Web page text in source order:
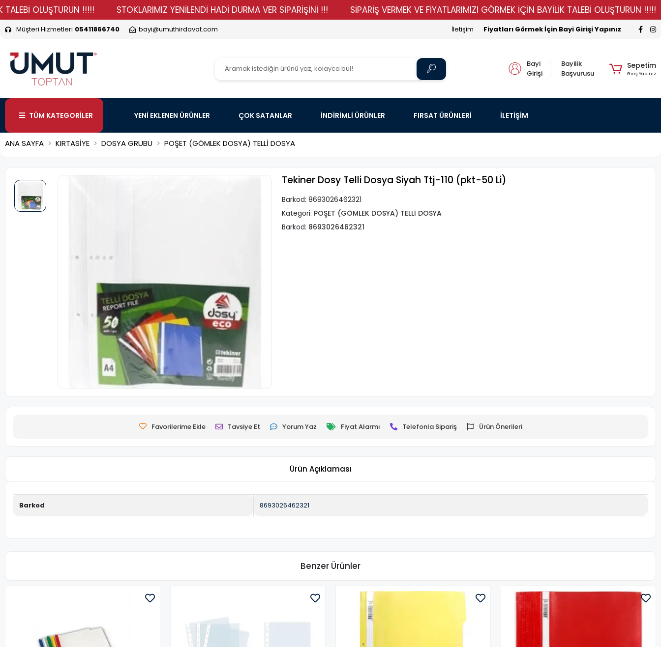
OLUŞTURUN !!!!! STOKLARIMIZ YENİLENDİ HADİ DURMA VER SİPARİŞİNİ !!! SİPARİŞ VERMEK VE FİYATLARIMIZI GÖRMEK İÇİN BAYİLİK TALEBİ OLUŞTURUN !!!!!
Müşteri Hizmetleri 05411866740 bayi@umuthirdavat.com Fiyatları Görmek İçin Bayi Girişi Yapınız
İletişim
Bayi
Girişi
Bayilik
Başvurusu
Sepetim
Giriş Yapınız
TÜM KATEGORİLER YENİ EKLENEN ÜRÜNLER ÇOK SATANLAR İNDİRİMLİ ÜRÜNLER FIRSAT ÜRÜNLERİ İLETİŞİM
ANA SAYFA KIRTASİYE DOSYA GRUBU POŞET (GÖMLEK DOSYA) TELLİ DOSYA
Tekiner Dosy Telli Dosya Siyah Ttj-110 (pkt-50 Li)
Barkod: 8693026462321
Kategori: POŞET (GÖMLEK DOSYA) TELLİ DOSYA
Barkod: 8693026462321
Favorilerime Ekle Tavsiye Et Yorum Yaz Fiyat Alarmı Telefonla Sipariş Ürün Önerileri
Ürün Açıklaması
Barkod 8693026462321
Benzer Ürünler